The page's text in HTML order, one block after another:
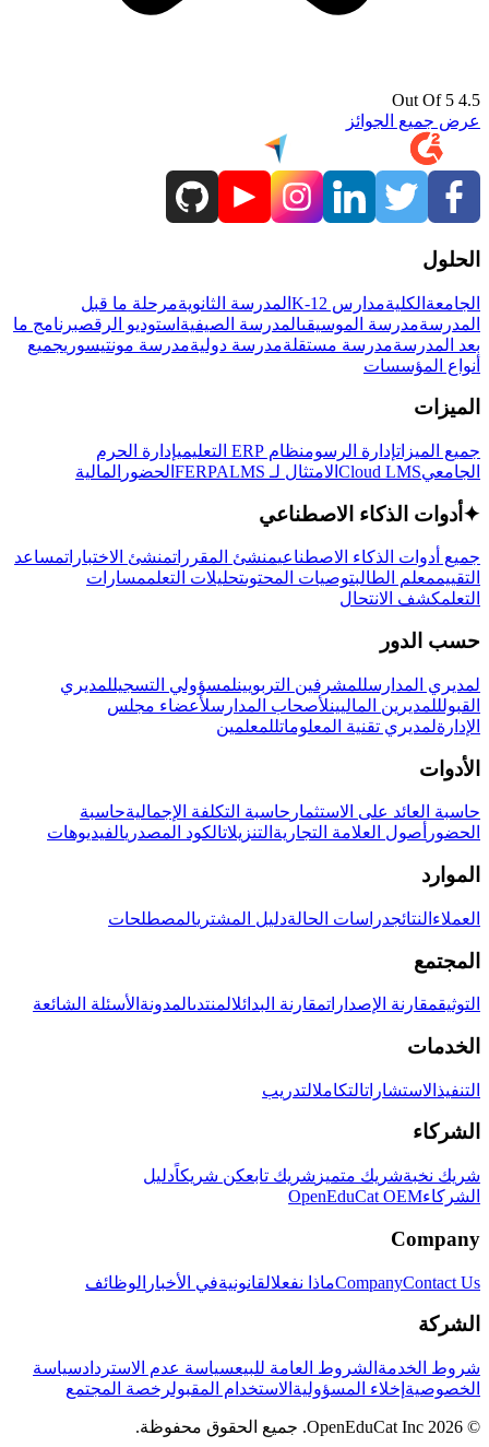
4.5 Out Of 5
عرض جميع الجوائز
الحلول
الجامعة الكليةمدارس K-12 المدرسة الثانويةمرحلة ما قبل
المدرسةمدرسة الموسيقىالمدرسة الصيفية استوديو الرقصبرنامج ما
بعد المدرسةمدرسة مستقلةمدرسة دوليةمدرسة مونتيسوريجميع
أنواع المؤسسات
الميزات
جميع الميزاتإدارة الرسومنظام ERP التعليمي
إدارة الحرم
الجامعيCloud LMS الامتثال لـ FERPA LMS الحضور المالية
✦ أدوات الذكاء الاصطناعي
جميع أدوات الذكاء الاصطناعيمنشئ المقرراتمنشئ الاختباراتمساعد
التقييممعلم الطالبتوصيات المحتوىتحليلات التعلممسارات
التعلمكشف الانتحال
حسب الدور
لمديري المدارسللمشرفين التربويينلمسؤولي التسجيللمديري
القبولللمديرين الماليينلأصحاب المدارسلأعضاء مجلس
الإدارةلمديري تقنية المعلوماتللمعلمين
الأدوات
حاسبة العائد على الاستثمار حاسبة التكلفة الإجماليةحاسبة
الحضور أصول العلامة التجارية التنزيلاتالكود المصدريالفيديوهات
الموارد
العملاء النتائجدراسات الحالةدليل المشتريالمصطلحات
المجتمع
التوثيقمقارنة الإصداراتمقارنة البدائلالمنتدىالمدونة الأسئلة الشائعة
الخدمات
التنفيذ الاستشاراتالتكاملالتدريب
الشركاء
شريك نخبةشريك متميز شريك تابعكن شريكاًدليل
الشركاءOpenEduCat OEM
Company
CompanyContact Us ماذا نفعلالقانونيةفي الأخبار الوظائف
الشركة
شروط الخدمة الشروط العامة للبيعسياسة عدم الاستردادسياسة
الخصوصية إخلاء المسؤولية الاستخدام المقبولرخصة المجتمع
© 2026 OpenEduCat Inc. جميع الحقوق محفوظة.